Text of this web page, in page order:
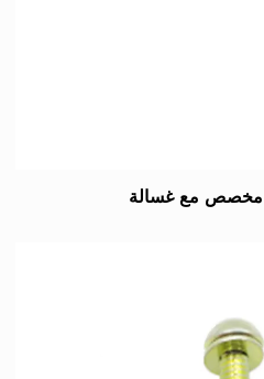
مخصص مع غسالة